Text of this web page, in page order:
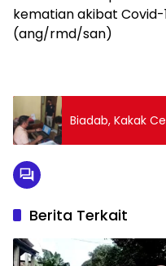
kematian akibat Covid-
(ang/rmd/san)
Biadab, Kakak
Berita Terkait